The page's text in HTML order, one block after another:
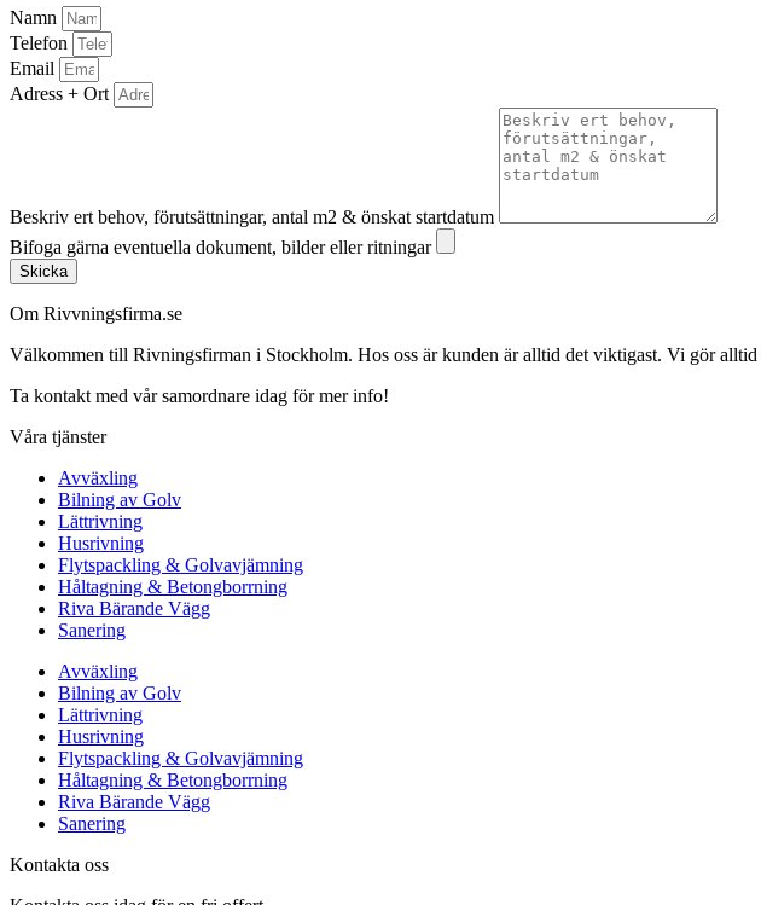
Namn
Telefon
Email
Adress + Ort
Beskriv ert behov, förutsättningar, antal m2 & önskat startdatum
Bifoga gärna eventuella dokument, bilder eller ritningar
Skicka
Om Rivvningsfirma.se
Välkommen till Rivningsfirman i Stockholm. Hos oss är kunden är alltid det viktigast. Vi gör
Ta kontakt med vår samordnare idag för mer info!
Våra tjänster
Avväxling
Bilning av Golv
Lättrivning
Husrivning
Flytspackling & Golvavjämning
Håltagning & Betongborrning
Riva Bärande Vägg
Sanering
Avväxling
Bilning av Golv
Lättrivning
Husrivning
Flytspackling & Golvavjämning
Håltagning & Betongborrning
Riva Bärande Vägg
Sanering
Kontakta oss